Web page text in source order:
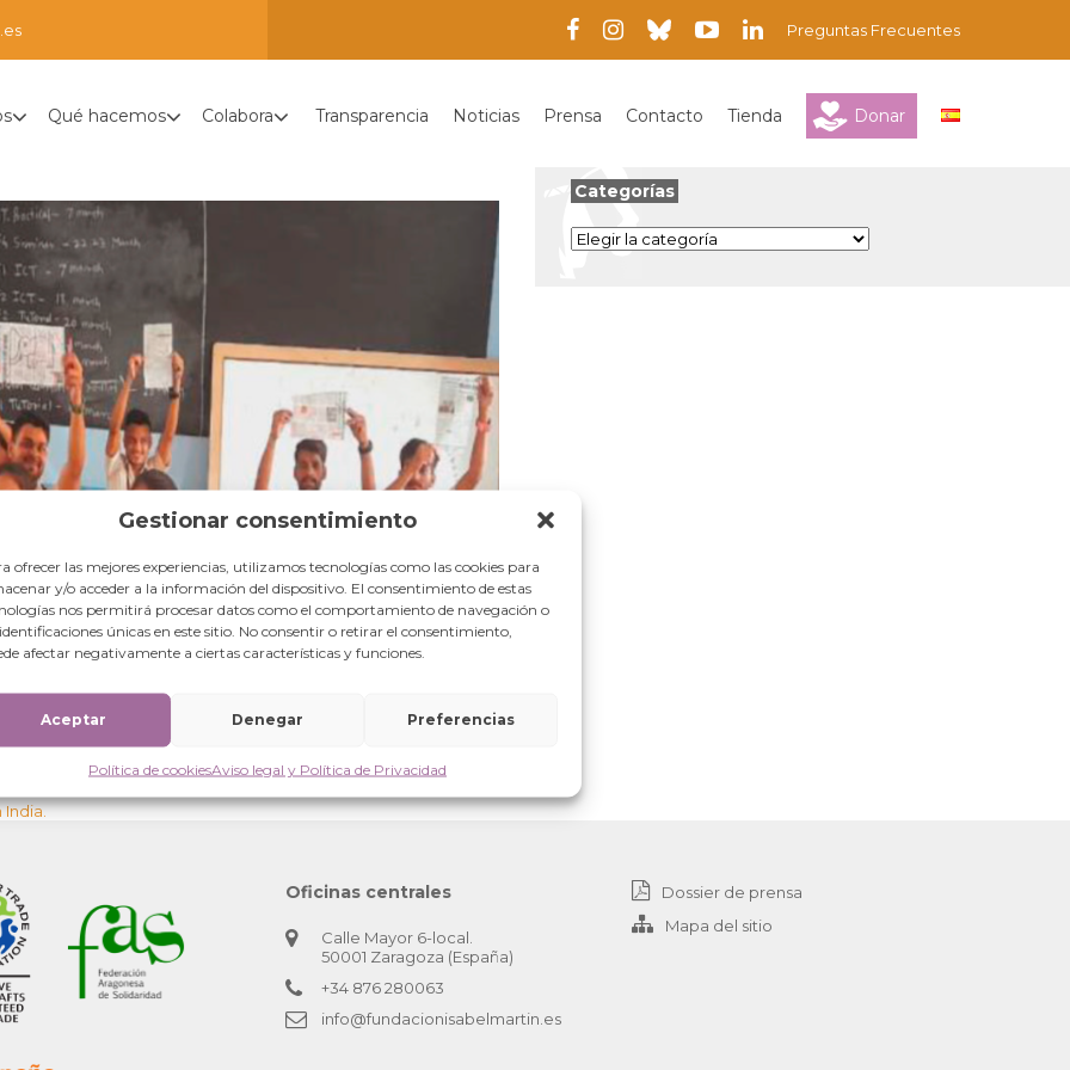
Gestionar consentimiento
ofrecer las mejores experiencias, utilizamos tecnologías como las cookies para
y/o acceder a la información del dispositivo. El consentimiento de estas
nos permitirá procesar datos como el comportamiento de navegación o
únicas en este sitio. No consentir o retirar el consentimiento,
afectar negativamente a ciertas características y funciones.
Aceptar Denegar Preferencias
Política de cookiesAviso legal y Política de Privacidad
Preguntas Frecuentes
Qué hacemos Colabora Transparencia Noticias Prensa Contacto Tienda Donar
India.
Categorías
Categorías
Oficinas centrales
Calle Mayor 6-local.
50001 Zaragoza (España)
+34 876 280063
info@fundacionisabelmartin.es
Dossier de prensa
Mapa del sitio